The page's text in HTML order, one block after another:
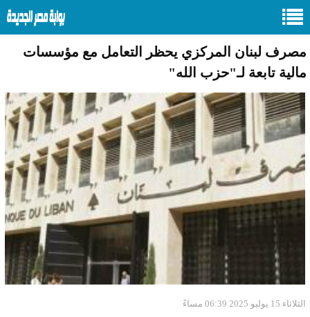
مصرف لبنان المركزي يحظر التعامل مع مؤسسات
مالية تابعة لـ"حزب الله"
الثلاثاء 15 يوليو 2025 06:39 مساءً